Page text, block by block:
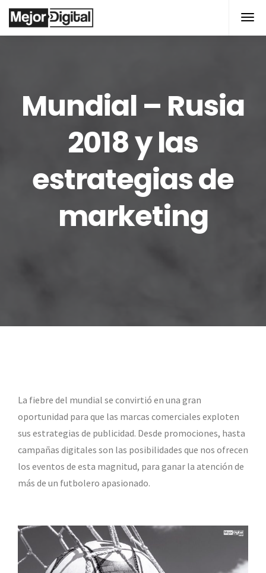
Mundial – Rusia
2018 y las
estrategias de
marketing
La fiebre del mundial se convirtió en una gran
oportunidad para que las marcas comerciales exploten
sus estrategias de publicidad. Desde promociones, hasta
campañas digitales son las posibilidades que nos ofrecen
los eventos de esta magnitud, para ganar la atención de
más de un futbolero apasionado.